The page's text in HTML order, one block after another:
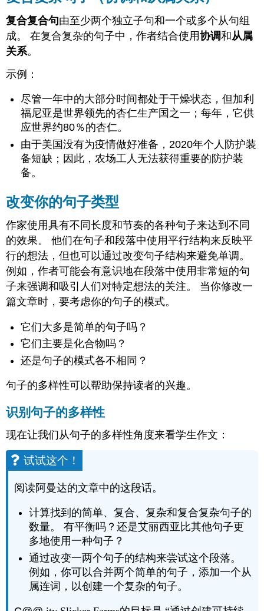
复合复合句由至少两个独立子句和一个或多个从句组
成。 在复合复杂的句子中，作者结合使用协调和从属
关系。
示例：
尽管一年中的大部分时间都处于干燥状态，但加利
福尼亚是世界领先的杏仁生产国之一；每年，它供
应世界约80％的杏仁。
由于美国没有为疫情做好准备，2020年个人防护装
备短缺；因此，农场工人无法获得重要的防护装
备。
改变你的句子类型
作家使用具有不同长度和节奏的各种句子来达到不同
的效果。 他们在句子和段落中使用平行结构来反映平
行的想法，但也可以通过改变句子结构来避免单调。
例如，作者可能会有意识地在段落中使用非常短的句
子来强调和吸引人们对特定想法的关注。 当你修改一
篇文章时，要考虑你的句子的模式。
它们大多是简单的句子吗？
它们主要是化合物吗？
还是句子的模式各不相同？
句子的多样性可以帮助保持读者的兴趣。
识别句子的多样性
现在让我们从句子的多样性角度来看学生作文：
试试这个！
阅读阿曼达的文章中的这段话。
计算找到的简单、复合、复杂和复合复杂句子的
数量。 有平衡吗？还是艾丽西亚比其他句子更
多地使用一种句子？
通过改变一两个句子的结构来尝试这个段落。
例如，你可以合并两个简单的句子，添加一个从
属连词，以创建一个复杂的句子。